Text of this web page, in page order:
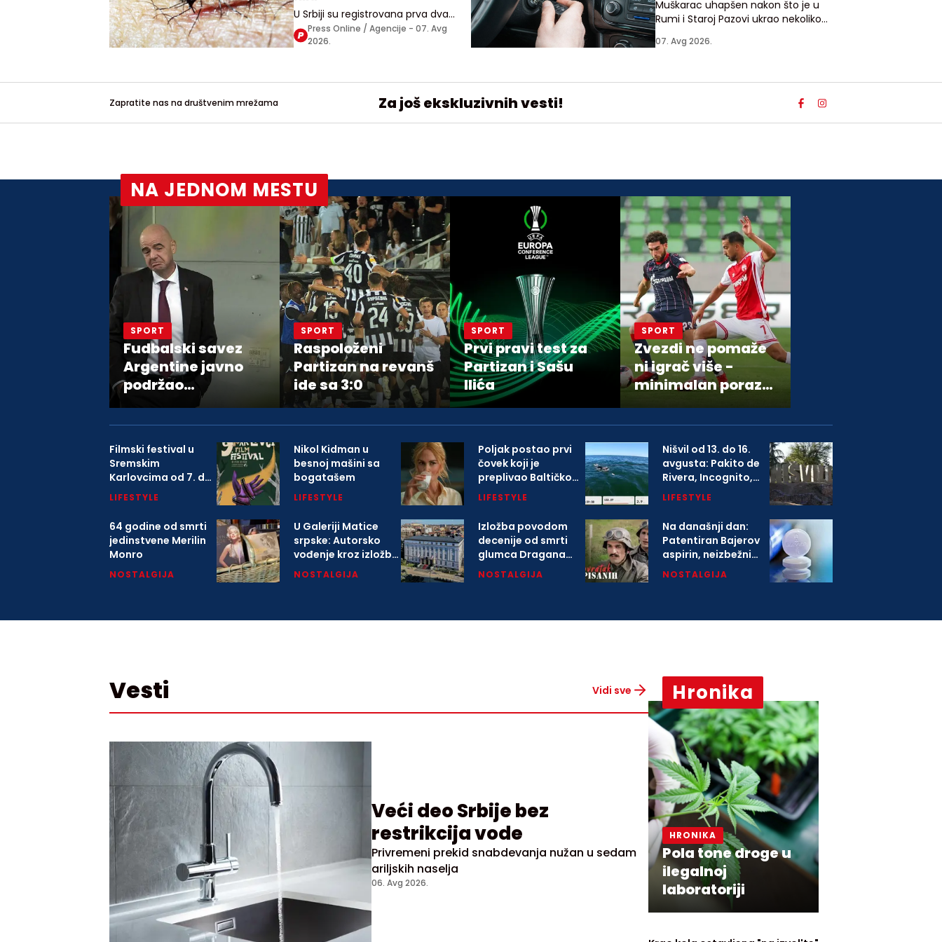
U Srbiji su registrovana prva dva
slučaja groznice Zapadnog Nila,
sezonskog oboljenja, koje se prenosi
Press Online / Agencije - 07. Avg
2026.
Muškarac uhapšen nakon što je u
Rumi i Staroj Pazovi ukrao nekoliko
ključeve u bravi automobila
07. Avg 2026.
Zapratite nas na društvenim mrežama Za još ekskluzivnih vesti!
NA JEDNOM MESTU
SPORT
Fudbalski savez
Argentine javno
podržao
predsednika FIFA
Đanija Infantina
SPORT
Raspoloženi
Partizan na revanš
ide sa 3:0
SPORT
Prvi pravi test za
Partizan i Sašu
Ilića
SPORT
Zvezdi ne pomaže
ni igrač više -
minimalan poraz
od Hapoela
Filmski festival u
Sremskim
Karlovcima od 7. do
9. avgusta
LIFESTYLE
Nikol Kidman u
besnoj mašini sa
bogatašem
LIFESTYLE
Poljak postao prvi
čovek koji je
preplivao Baltičko
more
LIFESTYLE
Nišvil od 13. do 16.
avgusta: Pakito de
Rivera, Incognito,
Boney M i više od
festivalu
LIFESTYLE
64 godine od smrti
jedinstvene Merilin
Monro
NOSTALGIJA
U Galeriji Matice
srpske: Autorsko
vođenje kroz izložbu
o Karlovačkoj
NOSTALGIJA
Izložba povodom
decenije od smrti
glumca Dragana
Nikolića
NOSTALGIJA
Na današnji dan:
Patentiran Bajerov
aspirin, neizbežni
deo svih kućnih
NOSTALGIJA
Vesti Vidi sve
Veći deo Srbije bez
restrikcija vode
Privremeni prekid snabdevanja nužan u sedam
ariljskih naselja
06. Avg 2026.
Hronika
HRONIKA
Pola tone droge u
ilegalnoj
laboratoriji